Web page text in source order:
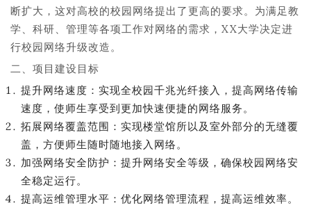
断扩大，这对高校的校园网络提出了更高的要求。为满足教
学、科研、管理等各项工作对网络的需求，XX大学决定进
行校园网络升级改造。
二、项目建设目标
提升网络速度：实现全校园千兆光纤接入，提高网络传输
速度，使师生享受到更加快速便捷的网络服务。
拓展网络覆盖范围：实现楼堂馆所以及室外部分的无缝覆
盖，方便师生随时随地接入网络。
加强网络安全防护：提升网络安全等级，确保校园网络安
全稳定运行。
提高运维管理水平：优化网络管理流程，提高运维效率。